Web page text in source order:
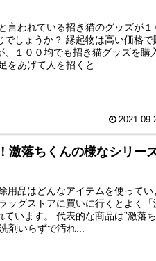
言われている招き猫のグッズが１
でしょうか？ 縁起物は高い価格で
１００均でも招き猫グッズを購
をあげて人を招くと...
落ちくんの様なシリー
用品はどんなアイテムを使ってい
ッグストアに買いに行くとよく「
います。 代表的な商品は”激落ち
剤いらずで汚れ...